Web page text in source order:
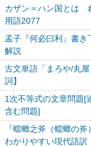
カザン＝ハン国とは
用語2077
孟子『何必曰利』書き
解説
古文単語「まろや/丸
詞】
1次不等式の文章問題[
含む問題]
『蟷螂之斧（蟷螂の
わかりやすい現代語訳